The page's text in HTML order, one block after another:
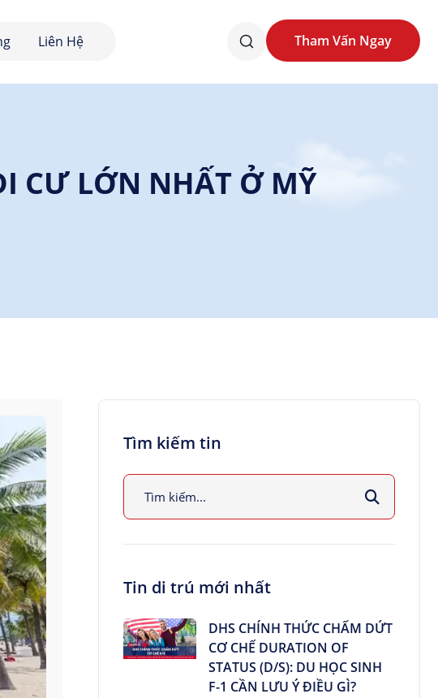
Liên Hệ
Tham Vấn Ngay
Tham Vấn Ngay
CƯ LỚN NHẤT Ở MỸ
Tìm kiếm tin
Tin di trú mới nhất
DHS CHÍNH THỨC CHẤM DỨT
CƠ CHẾ DURATION OF
STATUS (D/S): DU HỌC SINH
F-1 CẦN LƯU Ý ĐIỀU GÌ?